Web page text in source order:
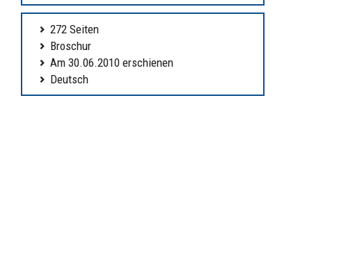
272 Seiten
Broschur
Am 30.06.2010 erschienen
Deutsch